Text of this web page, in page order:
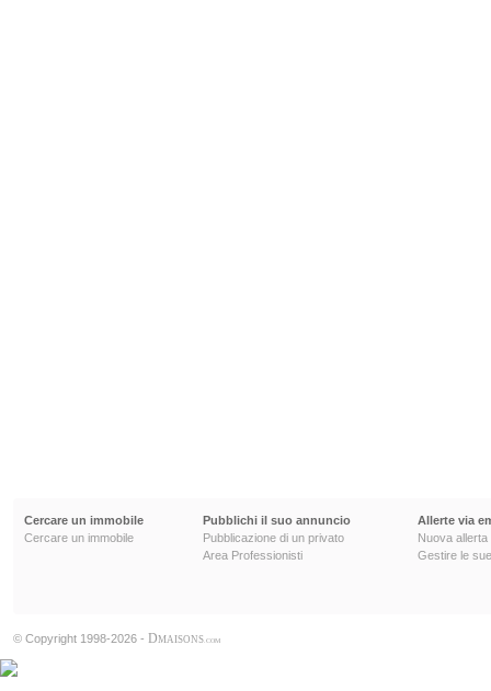
Cercare un immobile
Cercare un immobile
Pubblichi il suo annuncio
Pubblicazione di un privato
Area Professionisti
Allerte via
Nuova allerta
Gestire le
© Copyright 1998-2026 - DMAISONS .COM